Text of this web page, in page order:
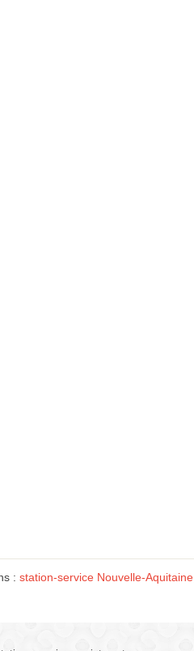
: station-service Nouvelle-Aquitaine